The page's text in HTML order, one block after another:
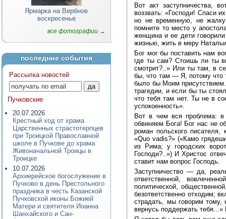
Ярмарка на Вербное
воскресенье
все фотографии →
последние события
Рассылка новостей
Пучковские
20.07.2026
Крестный ход от храма
Царственных страстотерпцев
при Троицкой Православной
школе в Пучкове до храма
Живоначальной Троицы в
Троицке
10.07.2026
Архиерейское богослужение в
Пучково в день Престольного
праздника в честь Казанской
Пучковской иконы Божией
Матери и святителя Иоанна
Шанхайского и Сан-
Вот акт заступничества,
воззвать: «Господи! Спаси
но не временную, не
помните то место у
женщина и ее дети
жизнью, жить в меру
Бог мог бы поставить нам
где ты сам? Стоишь ли ты
смотрит?..» Или ты там, в
бы, что там — Я, потому что
было бы Моим
трагедии, и если бы ты
что тебя там нет. Ты не в
успокоенность».
Вот в чем вся проблема:
обвиняем Бога! Бог нас не
роман польского
«Quo vadis?» («Камо
из Рима; у городских
Господи?..») И Христос
ставит нам вопрос Господь.
Заступничество — да,
ответственной,
политической,
безответственно отходим;
страдать, мы говорим тому,
вернусь поддержать тебя...»